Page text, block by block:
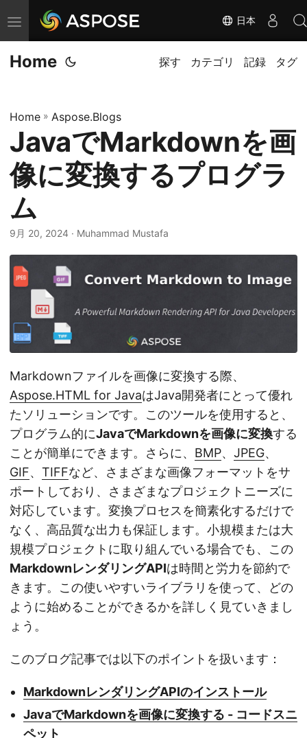
ナ
ビ
ゲ
ョ
の
切
替
日本
Home 探す カテゴリ 記録 タグ
Home » Aspose.Blogs
JavaでMarkdownを画
像に変換するプログラ
ム
9月 20, 2024 · Muhammad Mustafa
Markdownファイルを画像に変換する際、
Aspose.HTML for JavaはJava開発者にとって優れ
たソリューションです。このツールを使用すると、
プログラム的にJavaでMarkdownを画像に変換する
ことが簡単にできます。さらに、 BMP、 JPEG、
GIF、 TIFFなど、さまざまな画像フォーマットをサ
ポートしており、さまざまなプロジェクトニーズに
対応しています。変換プロセスを簡素化するだけで
なく、高品質な出力も保証します。小規模または大
規模プロジェクトに取り組んでいる場合でも、この
MarkdownレンダリングAPIは時間と労力を節約で
きます。この使いやすいライブラリを使って、どの
ように始めることができるかを詳しく見ていきまし
ょう。
このブログ記事では以下のポイントを扱います：
MarkdownレンダリングAPIのインストール
JavaでMarkdownを画像に変換する - コードスニ
ペット